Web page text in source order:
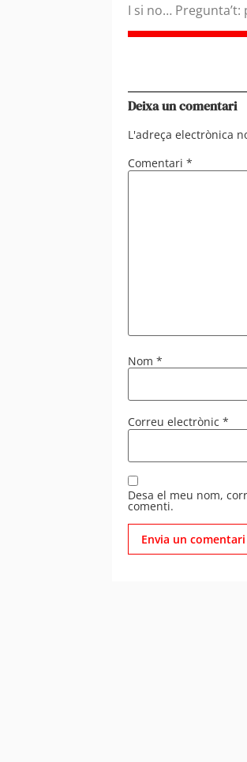
I si no…
Deixa un comentari
L'adreça electrònica
Comentari *
Nom *
Correu electrònic *
Desa el meu nom,
comenti.